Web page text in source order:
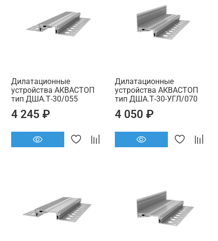
Дилатационные
устройства АКВАСТОП
тип ДША.Т-30/055
4 245 ₽
Дилатационные
устройства АКВАСТОП
тип ДША.Т-30-УГЛ/070
4 050 ₽